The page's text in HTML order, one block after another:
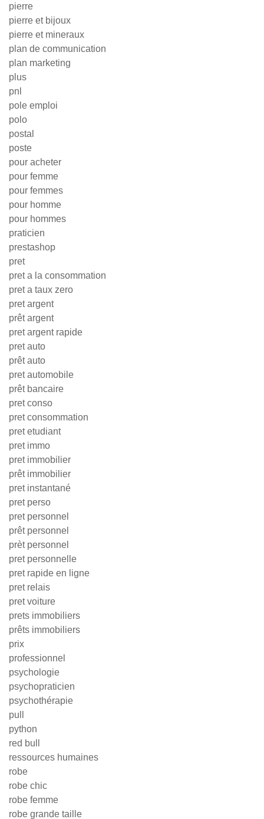
pierre
pierre et bijoux
pierre et mineraux
plan de communication
plan marketing
plus
pnl
pole emploi
polo
postal
poste
pour acheter
pour femme
pour femmes
pour homme
pour hommes
praticien
prestashop
pret
pret a la consommation
pret a taux zero
pret argent
prêt argent
pret argent rapide
pret auto
prêt auto
pret automobile
prêt bancaire
pret conso
pret consommation
pret etudiant
pret immo
pret immobilier
prêt immobilier
pret instantané
pret perso
pret personnel
prêt personnel
prèt personnel
pret personnelle
pret rapide en ligne
pret relais
pret voiture
prets immobiliers
prêts immobiliers
prix
professionnel
psychologie
psychopraticien
psychothérapie
pull
python
red bull
ressources humaines
robe
robe chic
robe femme
robe grande taille